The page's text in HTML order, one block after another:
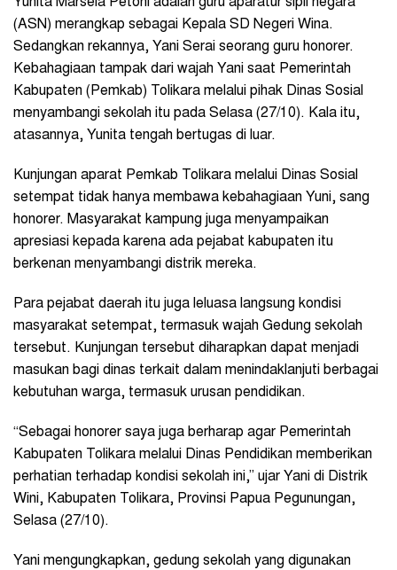
(ASN) merangkap sebagai Kepala SD Negeri Wina.
Sedangkan rekannya, Yani Serai seorang guru honorer.
Kebahagiaan tampak dari wajah Yani saat Pemerintah
Kabupaten (Pemkab) Tolikara melalui pihak Dinas Sosial
menyambangi sekolah itu pada Selasa (27/10). Kala itu,
atasannya, Yunita tengah bertugas di luar.
Kunjungan aparat Pemkab Tolikara melalui Dinas Sosial
setempat tidak hanya membawa kebahagiaan Yuni, sang
honorer. Masyarakat kampung juga menyampaikan
apresiasi kepada karena ada pejabat kabupaten itu
berkenan menyambangi distrik mereka.
Para pejabat daerah itu juga leluasa langsung kondisi
masyarakat setempat, termasuk wajah Gedung sekolah
tersebut. Kunjungan tersebut diharapkan dapat menjadi
masukan bagi dinas terkait dalam menindaklanjuti berbagai
kebutuhan warga, termasuk urusan pendidikan.
“Sebagai honorer saya juga berharap agar Pemerintah
Kabupaten Tolikara melalui Dinas Pendidikan memberikan
perhatian terhadap kondisi sekolah ini,” ujar Yani di Distrik
Wini, Kabupaten Tolikara, Provinsi Papua Pegunungan,
Selasa (27/10).
Yani mengungkapkan, gedung sekolah yang digunakan